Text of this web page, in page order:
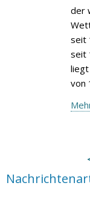
der
seit
seit
von